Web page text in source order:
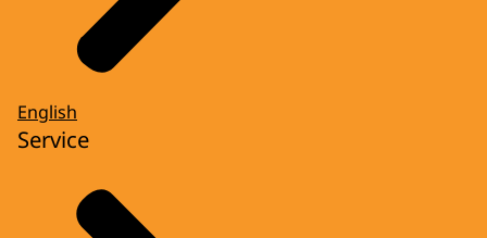
English
Service